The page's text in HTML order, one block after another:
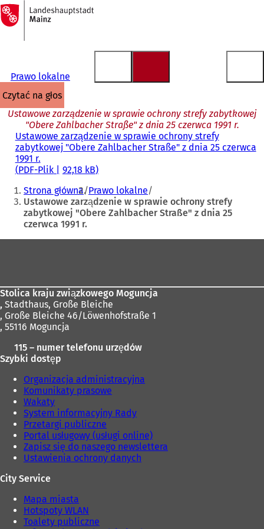
Przejdź do treści
Do
strony
głównej
Prawo lokalne
czytać na głos
Ustawowe zarządzenie w sprawie ochrony strefy zabytkowej
"Obere Zahlbacher Straße" z dnia 25 czerwca 1991 r.
Ustawowe zarządzenie w sprawie ochrony strefy
zabytkowej "Obere Zahlbacher Straße" z dnia 25 czerwca
1991 r.
PDF-Plik 92,18 kB
Jesteś
tutaj:
Strona główna Prawo lokalne
Ustawowe zarządzenie w sprawie ochrony strefy
zabytkowej "Obere Zahlbacher Straße" z dnia 25
czerwca 1991 r.
Stolica kraju związkowego Moguncja
, Stadthaus, Große Bleiche
, Große Bleiche 46/Löwenhofstraße 1
, 55116 Moguncja
115 – numer telefonu urzędów
Szybki dostęp
Organizacja administracyjna
Komunikaty prasowe
Wakaty
System informacyjny Rady
Przetargi publiczne
Portal usługowy (usługi online)
Zapisz się do naszego newslettera
Ustawienia ochrony danych
City Service
Mapa miasta
Hotspoty WLAN
Toalety publiczne